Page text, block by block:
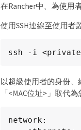
在Rancher中、為使用
使用SSH連線至使用者
ssh -i <private
以超級使用者的身份
「<MAC位址>」取代
network: